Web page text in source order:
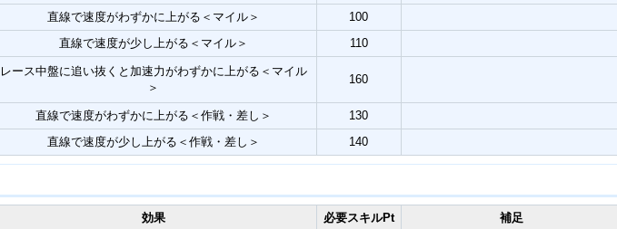
直線で速度がわずかに上がる＜マイル＞
100
直線で速度が少し上がる＜マイル＞ 110
レース中盤に追い抜くと加速力がわずかに上がる＜マイル
＞
160
直線で速度がわずかに上がる＜作戦・差し＞
130
直線で速度が少し上がる＜作戦・差し＞ 140
効果 必要スキルPt
補足